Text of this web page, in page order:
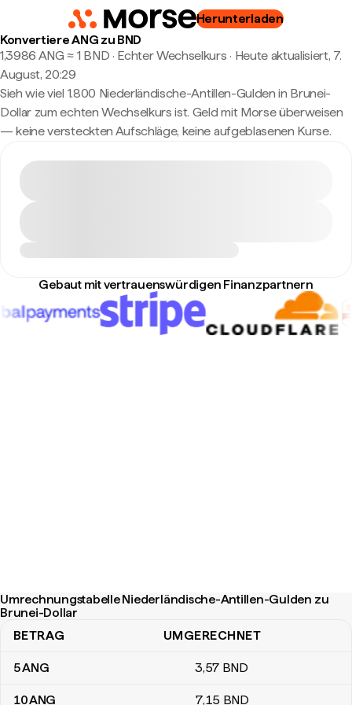
Herunterladen
Konvertiere ANG zu BND
1,3986 ANG ≈ 1 BND · Echter Wechselkurs · Heute aktualisiert, 7.
August, 20:29
Sieh wie viel 1.800 Niederländische-Antillen-Gulden in Brunei-
Dollar zum echten Wechselkurs ist. Geld mit Morse überweisen
— keine versteckten Aufschläge, keine aufgeblasenen Kurse.
Gebaut mit vertrauenswürdigen Finanzpartnern
Umrechnungstabelle Niederländische-Antillen-Gulden zu
Brunei-Dollar
Umrechnungstabelle Niederländische-Antillen-Gulden zu
BETRAG UMGERECHNET
5ANG 3,57 BND
10ANG 7,15 BND